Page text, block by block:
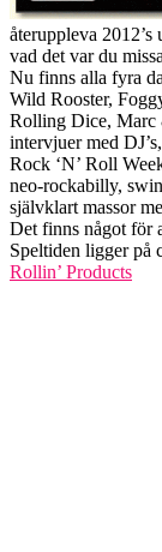
återuppleva
vad det var du
Nu finns alla fyra
Wild Rooster,
Rolling Dice, Marc
intervjuer med
Rock ‘N’ Roll
neo-rockabilly,
självklart massor
Det finns något för
Speltiden ligger på
Rollin’ Products